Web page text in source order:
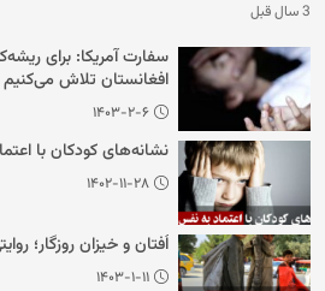
3 سال قبل
سفارت آمریکا: برای
افغانستان تلاش می‌کنیم
۱۴۰۳-۲-۶
نشانه‌های کودکان با
۱۴۰۲-۱۱-۲۸
اُفتان و خیزان روزگار؛
۱۴۰۳-۱-۱۱